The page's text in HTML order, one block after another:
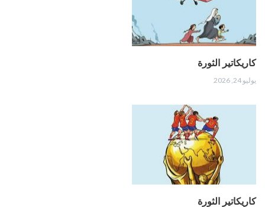
كاريكاتير الثورة
يوليو 24, 2026
كاريكاتير الثورة